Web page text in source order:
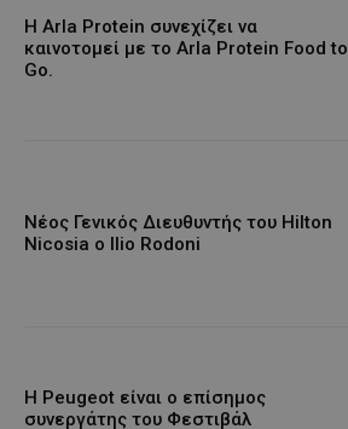
Η Arla Protein συνεχίζει να
καινοτομεί με το Arla Protein Food to
Go.
Νέος Γενικός Διευθυντής του Hilton
Nicosia ο Ilio Rodoni
Η Peugeot είναι ο επίσημος
συνεργάτης του Φεστιβάλ